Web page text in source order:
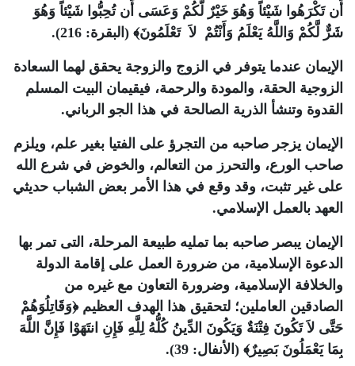
أَن تَكْرَهُوا شَيْئاً وَهُوَ خَيْرٌ لَّكُمْ وَعَسَى أَن تُحِبُّوا شَيْئاً وَهُوَ
شَرٌّ لَّكُمْ وَاللَّهُ يَعْلَمُ وَأَنْتُمْ لاَ تَعْلَمُونَ﴾ (البقرة: 216).
الإيمان عندما يتوفر في الزوج والزوجة يحقق لهما السعادة
الزوجية الحقة، والمودة والرحمة، فيقيمان البيت المسلم
القدوة وتنشأ الذرية الصالحة في هذا الجو الرباني.
الإيمان يزجر صاحبه من التجرؤ على الفتيا بغير علم، ويلزم
صاحب الورع، والتحرز من التعالم، والخوض في شرع الله
على غير تثبت، وقد وقع في هذا الأمر بعض الشباب حديثي
العهد بالعمل الإسلامي.
الإيمان يبصر صاحبه بما تمليه طبيعة المرحلة، التى تمر بها
الدعوة الإسلامية، من ضرورة العمل على إقامة الدولة
والخلافة الإسلامية، وضرورة التعاون مع غيره من
الصادقين العاملين؛ لتحقيق هذا الهدف العظيم ﴿وَقَاتِلُوَهُمْ
حَتَّى لاَ تَكُونَ فِتْنَةٌ وَيَكُونَ الدِّينُ كُلُّهُ لِلَّهِ فَإِنِ انتَهَوْا فَإِنَّ اللَّهَ
بِمَا يَعْمَلُونَ بَصِيرٌ﴾ (الأنفال: 39).